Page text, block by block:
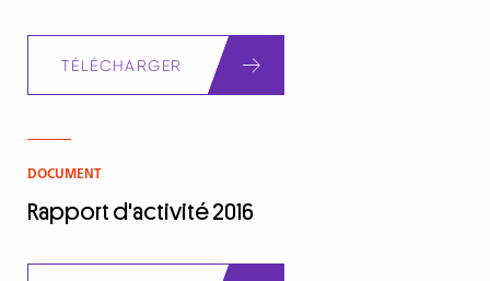
TÉLÉCHARGER
DOCUMENT
Rapport d'activité 2016